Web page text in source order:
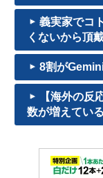
義実家でコ
くないから頂
8割が
【海外の反
数が増えてい